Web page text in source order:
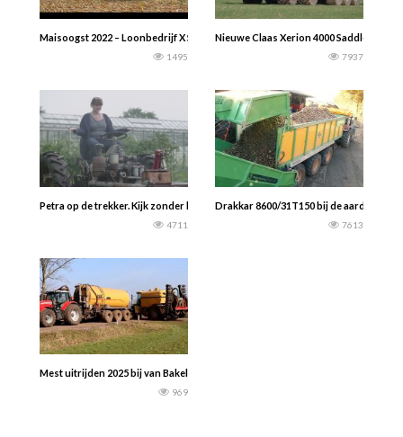
Maisoogst 2022 – Loonbedrijf X Schoonbroodt met een Krone BiG X 630
1495
Nieuwe Claas Xerion 4000 Saddle trac |
7937
Petra op de trekker. Kijk zonder handen. -Petra Possel-
4711
Drakkar 8600/31T150 bij de aardappel
7613
Mest uitrijden 2025 bij van Bakel in Vredepeel met een Terra Gator 845 en MF
969